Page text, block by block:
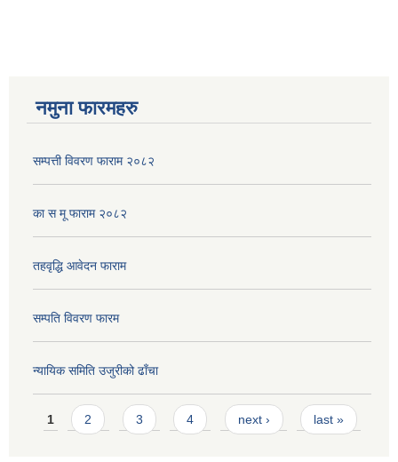
नमुना फारमहरु
सम्पत्ती विवरण फाराम २०८२
का स मू फाराम २०८२
तहवृद्धि आवेदन फाराम
सम्पति विवरण फारम
न्यायिक समिति उजुरीको ढाँचा
Pages
1 2 3 4 next › last »